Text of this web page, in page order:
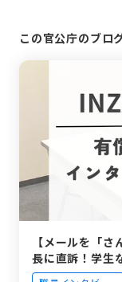
この官公庁のブロ
【メールを「
長に直訴！学生
える、印西市役